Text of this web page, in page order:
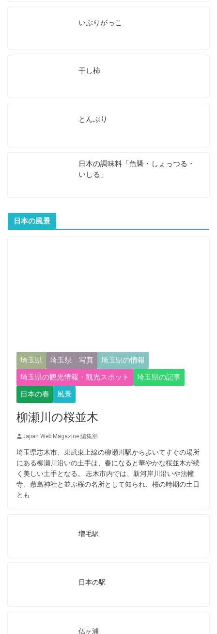
いぶりがっこ
干し柿
とんぶり
日本の調味料「魚醤・しょっつる・
いしる」
日本の風景
埼玉県 埼玉県 写真
埼玉県の情報
埼玉県の観光情報・観光スポット
埼玉県の記事
日本の春
風景
柳瀬川の桜並木
Japan Web Magazine 編集部
埼玉県志木市、東武東上線の柳瀬川駅から歩いてすぐの場所
にある柳瀬川沿いの土手は、春になると華やかな桜並木が続
く美しい土手となる。 志木市内では、新河岸川沿いや法幢
寺、敷島神社と並ぶ桜の名所として知られ、桜の時期の土日
とも
増毛駅
日本の駅
仏ヶ浦